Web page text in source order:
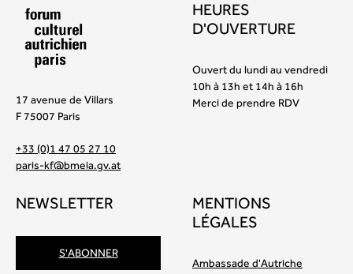
17 avenue de Villars
F 75007 Paris
+33 (0)1 47 05 27 10
paris-kf@bmeia.gv.at
HEURES
D'OUVERTURE
Ouvert du lundi au vendredi
10h à 13h et 14h à 16h
Merci de prendre RDV
NEWSLETTER
S'ABONNER
MENTIONS
LÉGALES
Ambassade d'Autriche